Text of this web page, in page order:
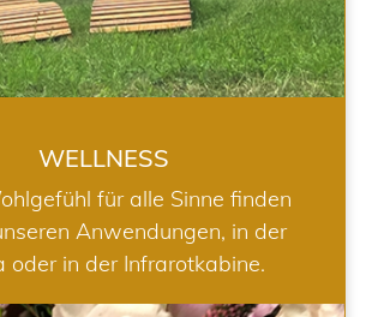
WELLNESS
für alle Sinne finden
Anwendungen, in der
oder in der Infrarotkabine.